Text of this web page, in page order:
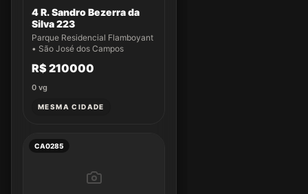
4 R. Sandro Bezerra da
Silva 223
Parque Residencial Flamboyant
• São José dos Campos
R$ 210000
0 vg
MESMA CIDADE
CA0285